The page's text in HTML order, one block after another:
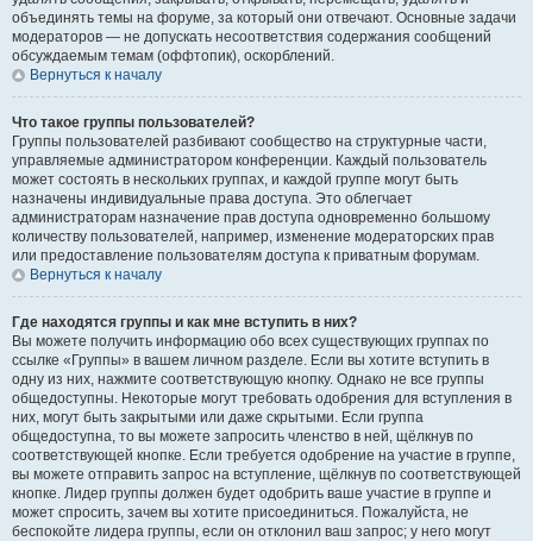
объединять темы на форуме, за который они отвечают. Основные задачи
модераторов — не допускать несоответствия содержания сообщений
обсуждаемым темам (оффтопик), оскорблений.
Вернуться к началу
Что такое группы пользователей?
Группы пользователей разбивают сообщество на структурные части,
управляемые администратором конференции. Каждый пользователь
может состоять в нескольких группах, и каждой группе могут быть
назначены индивидуальные права доступа. Это облегчает
администраторам назначение прав доступа одновременно большому
количеству пользователей, например, изменение модераторских прав
или предоставление пользователям доступа к приватным форумам.
Вернуться к началу
Где находятся группы и как мне вступить в них?
Вы можете получить информацию обо всех существующих группах по
ссылке «Группы» в вашем личном разделе. Если вы хотите вступить в
одну из них, нажмите соответствующую кнопку. Однако не все группы
общедоступны. Некоторые могут требовать одобрения для вступления в
них, могут быть закрытыми или даже скрытыми. Если группа
общедоступна, то вы можете запросить членство в ней, щёлкнув по
соответствующей кнопке. Если требуется одобрение на участие в группе,
вы можете отправить запрос на вступление, щёлкнув по соответствующей
кнопке. Лидер группы должен будет одобрить ваше участие в группе и
может спросить, зачем вы хотите присоединиться. Пожалуйста, не
беспокойте лидера группы, если он отклонил ваш запрос; у него могут